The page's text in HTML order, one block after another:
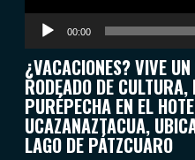
00:00
¿VACACIONES? VIVE
RODEADO DE
PURÉPECHA EN EL
UCAZANAZTACUA,
LAGO DE PÁTZCUARO